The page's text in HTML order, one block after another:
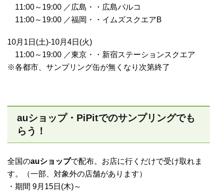
11:00～19:00 ／広島・・広島パルコ
11:00～19:00 ／福岡・・イムズスクエアB
10月1日(土)-10月4日(火)
11:00～19:00 ／東京・・新宿ステーションスクエア
※各都市、サンプリング缶が無くなり次第終了
auショップ・PiPitでのサンプリングでも
らう！
全国のauショップで配布。お店に行くだけで受け取れま
す。（一部、対象外の店舗があります）
・期間 9月15日(木)～